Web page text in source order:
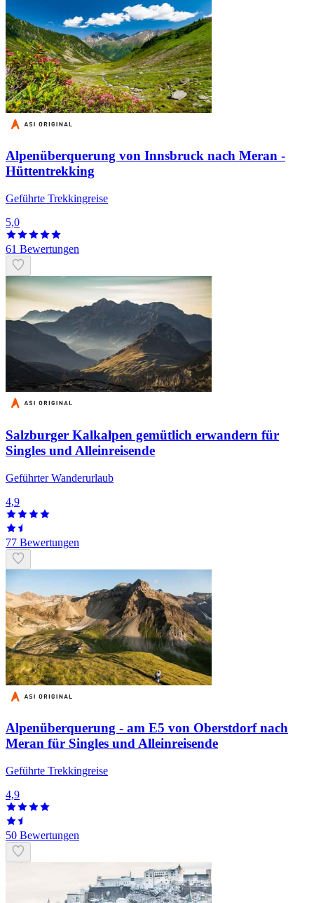
Alpenüberquerung von Innsbruck nach Meran -
Hüttentrekking
Geführte Trekkingreise
5,0
61 Bewertungen
Salzburger Kalkalpen gemütlich erwandern für
Singles und Alleinreisende
Geführter Wanderurlaub
4,9
77 Bewertungen
Alpenüberquerung - am E5 von Oberstdorf nach
Meran für Singles und Alleinreisende
Geführte Trekkingreise
4,9
50 Bewertungen